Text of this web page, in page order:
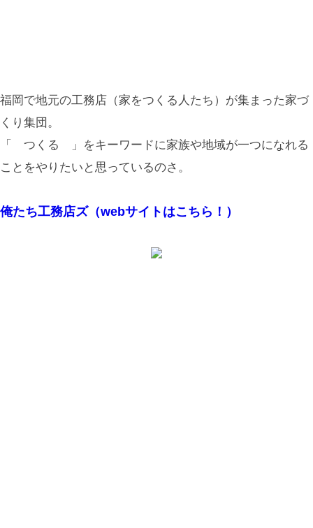
福岡で地元の工務店（家をつくる人たち）が集まった家づ
くり集団。
「 つくる 」をキーワードに家族や地域が一つになれる
ことをやりたいと思っているのさ。
俺たち工務店ズ（webサイトはこちら！）